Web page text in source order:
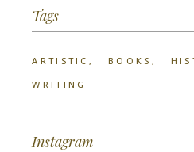
Tags
ARTISTIC BOOKS
WRITING
Instagram